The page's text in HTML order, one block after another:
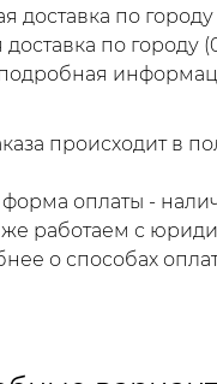
доставка по
доставка по городу
происходит в
оплаты -
работаем с
о способах